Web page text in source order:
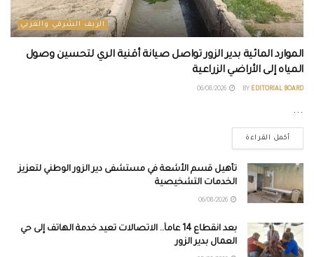
الريف الشرقي والغربي
الموارد المائية بدير الزور تواصل صيانة أقنية الري لتحسين وصول
المياه إلى الأراضي الزراعية
BY EDITORIAL BOARD
...
أكمل القراءة
تأهيل قسم الأشعة في مستشفى دير الزور الوطني لتعزيز
الخدمات التشخيصية
بعد انقطاع 14 عاماً.. الاتصالات تعيد خدمة الهاتف إلى حي
العمال بدير الزور